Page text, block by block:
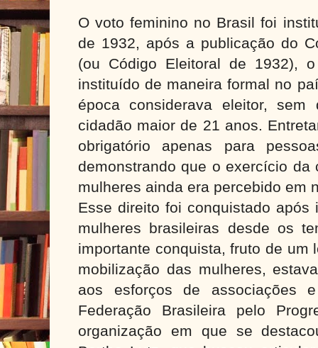
O voto feminino no Brasil foi
de 1932, após a publicação do
(ou Código Eleitoral de 1932),
instituído de maneira formal no
época considerava eleitor,
cidadão maior de 21 anos.
obrigatório apenas para
demonstrando que o exercício da
mulheres ainda era percebido em
Esse direito foi conquistado após
mulheres brasileiras desde os
importante conquista, fruto de um
mobilização das mulheres,
aos esforços de associações
Federação Brasileira pelo
organização em que se